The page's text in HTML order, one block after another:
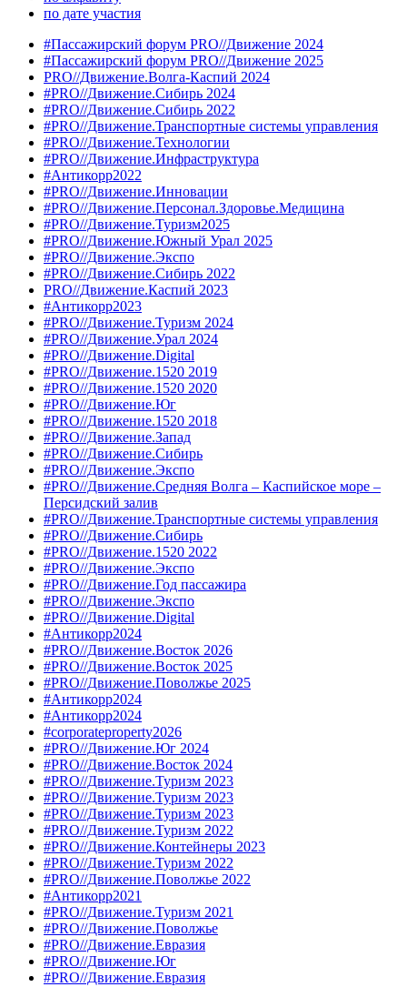
по дате участия
#Пассажирский форум PRO//Движение 2024
#Пассажирский форум PRO//Движение 2025
PRO//Движение.Волга-Каспий 2024
#PRO//Движение.Сибирь 2024
#PRO//Движение.Сибирь 2022
#PRO//Движение.Транспортные системы управления
#PRO//Движение.Технологии
#PRO//Движение.Инфраструктура
#Антикорр2022
#PRO//Движение.Инновации
#PRO//Движение.Персонал.Здоровье.Медицина
#PRO//Движение.Туризм2025
#PRO//Движение.Южный Урал 2025
#PRO//Движение.Экспо
#PRO//Движение.Сибирь 2022
PRO//Движение.Каспий 2023
#Антикорр2023
#PRO//Движение.Туризм 2024
#PRO//Движение.Урал 2024
#PRO//Движение.Digital
#PRO//Движение.1520 2019
#PRO//Движение.1520 2020
#PRO//Движение.Юг
#PRO//Движение.1520 2018
#PRO//Движение.Запад
#PRO//Движение.Сибирь
#PRO//Движение.Экспо
#PRO//Движение.Средняя Волга – Каспийское море –
Персидский залив
#PRO//Движение.Транспортные системы управления
#PRO//Движение.Сибирь
#PRO//Движение.1520 2022
#PRO//Движение.Экспо
#PRO//Движение.Год пассажира
#PRO//Движение.Экспо
#PRO//Движение.Digital
#Антикорр2024
#PRO//Движение.Восток 2026
#PRO//Движение.Восток 2025
#PRO//Движение.Поволжье 2025
#Антикорр2024
#Антикорр2024
#corporateproperty2026
#PRO//Движение.Юг 2024
#PRO//Движение.Восток 2024
#PRO//Движение.Туризм 2023
#PRO//Движение.Туризм 2023
#PRO//Движение.Туризм 2023
#PRO//Движение.Туризм 2022
#PRO//Движение.Контейнеры 2023
#PRO//Движение.Туризм 2022
#PRO//Движение.Поволжье 2022
#Антикорр2021
#PRO//Движение.Туризм 2021
#PRO//Движение.Поволжье
#PRO//Движение.Евразия
#PRO//Движение.Юг
#PRO//Движение.Евразия